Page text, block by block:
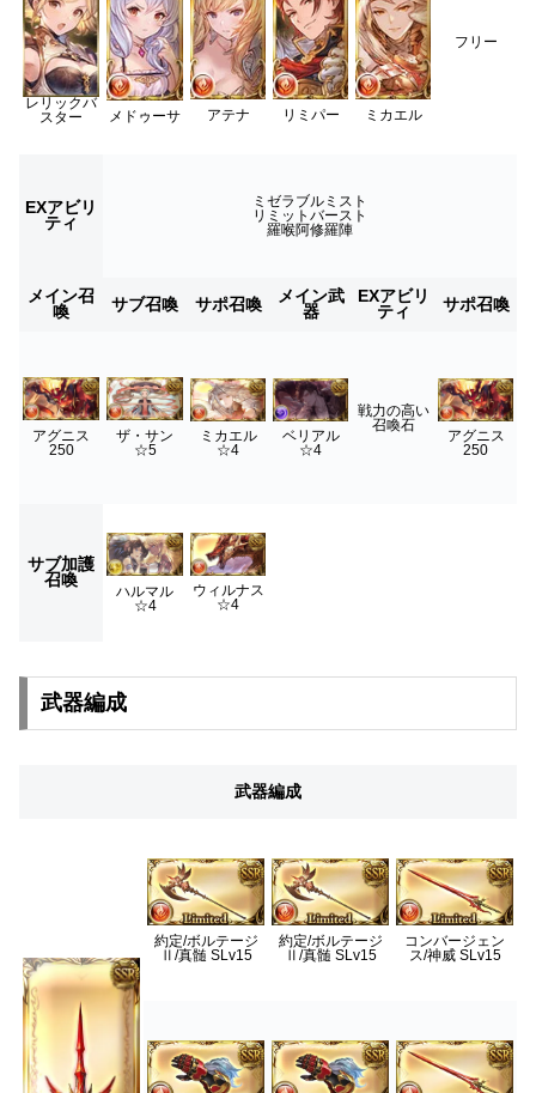
レリックバ
スター
メドゥーサ アテナ リミパー ミカエル
フリー
EXアビリ
ティ
ミゼラブルミスト
リミットバースト
羅喉阿修羅陣
メイン召
喚
サブ召喚 サポ召喚
メイン武
器
EXアビリ
ティ
サポ召喚
アグニス
250
ザ・サン
☆5
ミカエル
☆4
ベリアル
☆4
戦力の高い
召喚石
アグニス
250
サブ加護
召喚
ハルマル
☆4
ウィルナス
☆4
武器編成
武器編成
約定/ボルテージ
Ⅱ/真髄 SLv15
約定/ボルテージ
Ⅱ/真髄 SLv15
コンバージェン
ス/神威 SLv15